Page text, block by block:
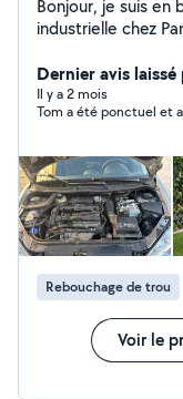
Bonjour, je suis en
industrielle chez
notre maison
vous aidez à faire
Dernier avis
Il y a 2 mois
Tom a été ponctuel et
Rebouchage de trou
Voir le